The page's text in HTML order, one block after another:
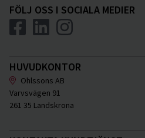
FÖLJ OSS I SOCIALA MEDIER
HUVUDKONTOR
Ohlssons AB
Varvsvägen 91
261 35 Landskrona